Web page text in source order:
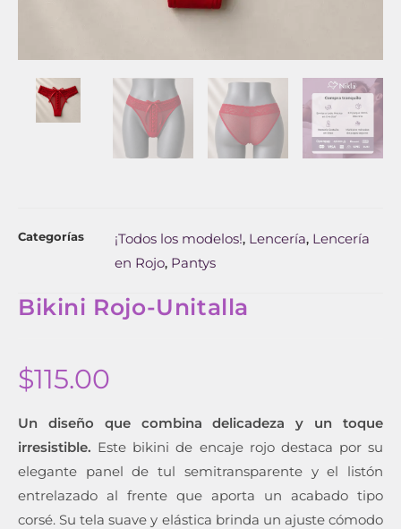
Categorías ¡Todos los modelos!, Lencería, Lencería
en Rojo, Pantys
Bikini Rojo-Unitalla
$115.00
Un diseño que combina delicadeza y un toque
irresistible. Este bikini de encaje rojo destaca por su
elegante panel de tul semitransparente y el listón
entrelazado al frente que aporta un acabado tipo
corsé. Su tela suave y elástica brinda un ajuste cómodo